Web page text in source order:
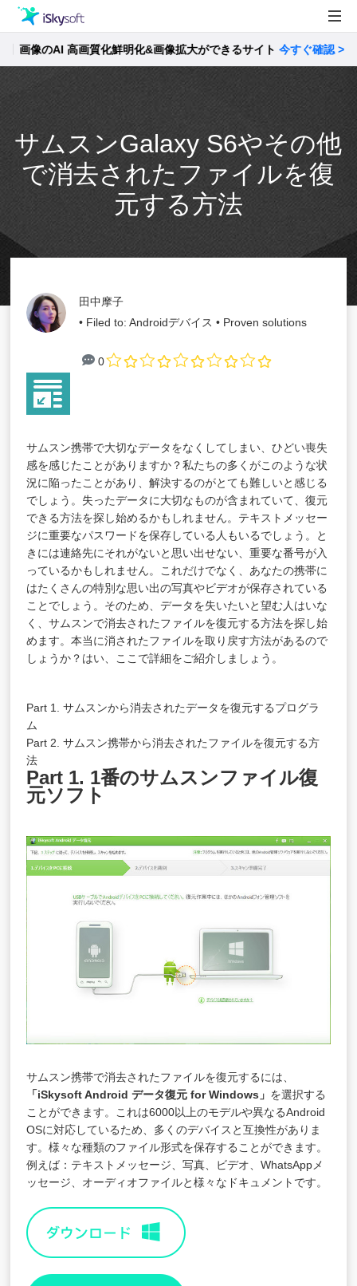
製品
Utility
製品活用事例
ストア
サポート
のAI 高画質化鮮明化&画像拡大ができるサイト今すぐ確認 >>
サムスンGalaxy S6やその他
で消去されたファイルを復
元する方法
田中摩子
• Filed to:Androidデバイス • Proven solutions
0
サムスン携帯で大切なデータをなくしてしまい、ひどい喪失
感を感じたことがありますか？私たちの多くがこのような状
況に陥ったことがあり、解決するのがとても難しいと感じる
でしょう。失ったデータに大切なものが含まれていて、復元
できる方法を探し始めるかもしれません。テキストメッセー
ジに重要なパスワードを保存している人もいるでしょう。と
きには連絡先にそれがないと思い出せない、重要な番号が入
っているかもしれません。これだけでなく、あなたの携帯に
はたくさんの特別な思い出の写真やビデオが保存されている
ことでしょう。そのため、データを失いたいと望む人はいな
く、サムスンで消去されたファイルを復元する方法を探し始
めます。本当に消されたファイルを取り戻す方法があるので
しょうか？はい、ここで詳細をご紹介しましょう。
Part 1. サムスンから消去されたデータを復元するプログラ
ム
Part 2. サムスン携帯から消去されたファイルを復元する方
法
Part 1. 1番のサムスンファイル復
元ソフト
サムスン携帯で消去されたファイルを復元するには、
「iSkysoft Android データ復元 for Windows」 を選択する
ことができます。これは6000以上のモデルや異なるAndroid
OSに対応しているため、多くのデバイスと互換性がありま
す。様々な種類のファイル形式を保存することができます。
例えば：テキストメッセージ、写真、ビデオ、WhatsAppメ
ッセージ、オーディオファイルと様々なドキュメントです。